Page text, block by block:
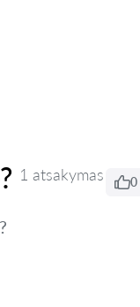
1 atsakymas 0